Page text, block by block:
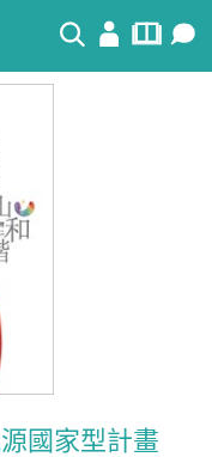
搜尋
國家型計畫